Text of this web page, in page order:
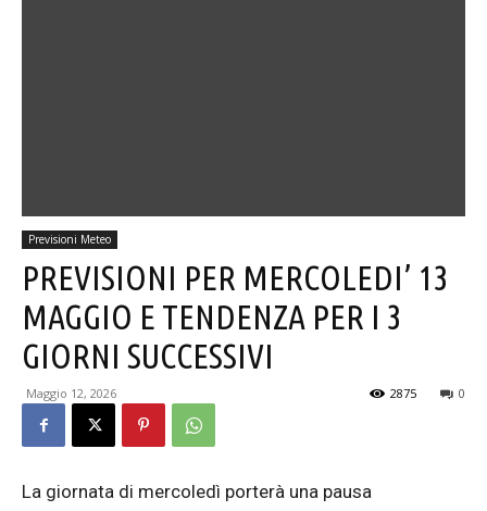
Previsioni Meteo
PREVISIONI PER MERCOLEDI’ 13
MAGGIO E TENDENZA PER I 3
GIORNI SUCCESSIVI
Maggio 12, 2026 0
2875
La giornata di mercoledì porterà una pausa